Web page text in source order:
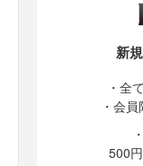
新
・全
・会
500